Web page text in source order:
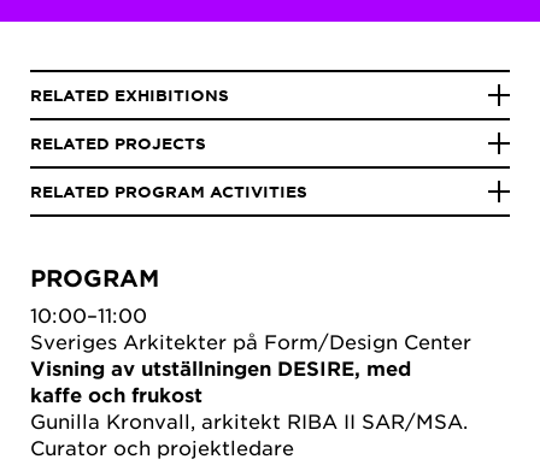
PROGRAM
10:00–11:00
Sveriges Arkitekter på Form/Design Center
Visning av utställningen DESIRE, med
kaffe och frukost
Gunilla Kronvall, arkitekt RIBA II SAR/MSA.
Curator och projektledare
RELATED EXHIBITIONS
RELATED PROJECTS
RELATED PROGRAM ACTIVITIES